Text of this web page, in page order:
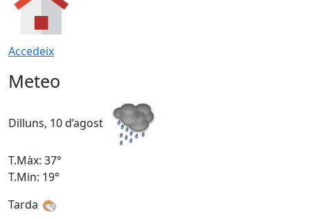
Accedeix
Meteo
Dilluns, 10 d’agost
T.Màx: 37°
T.Min: 19°
Tarda